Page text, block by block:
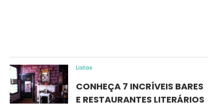
Listas
CONHEÇA 7 INCRÍVEIS BARES
E RESTAURANTES LITERÁRIOS